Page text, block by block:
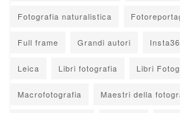
Fotografia naturalistica
Full frame Grandi autori
Leica Libri fotografia Libri
Macrofotografia Maestri della